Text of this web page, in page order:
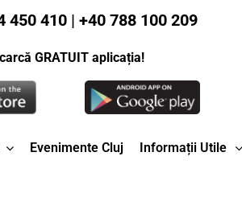
450 410 | +40 788 100 209
GRATUIT aplicația!
Evenimente Cluj Informații Utile